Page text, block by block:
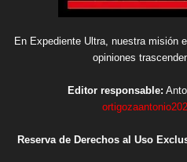
En Expediente Ultra, nuestra misión
opiniones
Editor responsable:
Reserva de Derechos al Uso